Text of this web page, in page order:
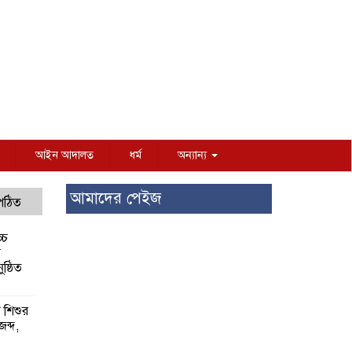
আইন আদালত ধর্ম অন্যান্য
শিশুর
আমাদের পেইজ